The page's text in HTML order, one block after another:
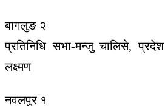
बागलुङ २
प्रतिनिधि सभा-मन्जु चालिसे,
लक्ष्मण
नवलपुर १